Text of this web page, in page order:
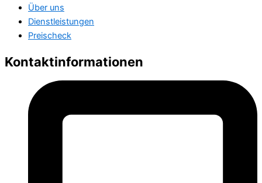
Über uns
Dienstleistungen
Preischeck
Kontaktinformationen